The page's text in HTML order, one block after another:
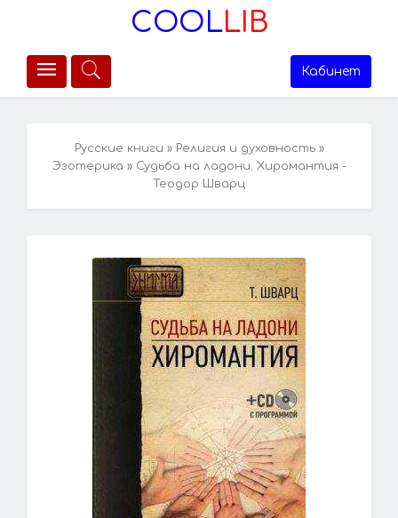
COOLLIB
Кабинет
Русские книги » Религия и духовность»
Эзотерика » Судьба на ладони. Хиромантия -
Теодор Шварц